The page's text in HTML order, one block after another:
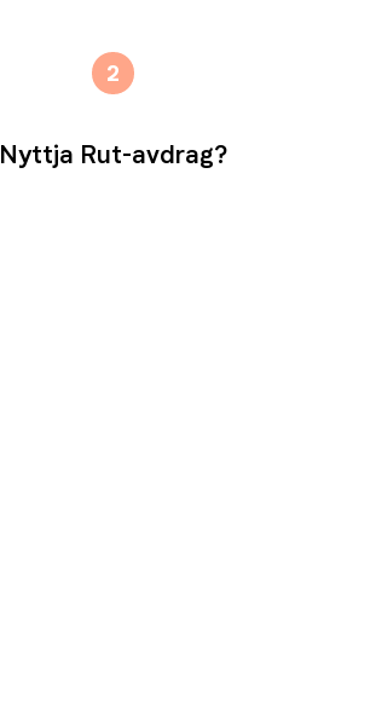
2
Nyttja Rut-avdrag?